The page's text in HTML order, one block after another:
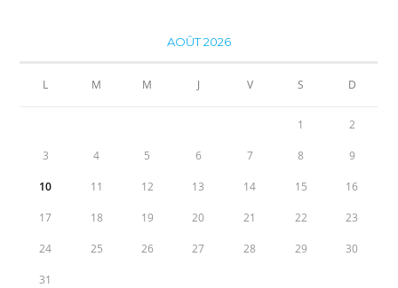
AOÛT 2026
L M M J V S D
1 2
3 4 5 6 7 8 9
10 11 12 13 14 15 16
17 18 19 20 21 22 23
24 25 26 27 28 29 30
31